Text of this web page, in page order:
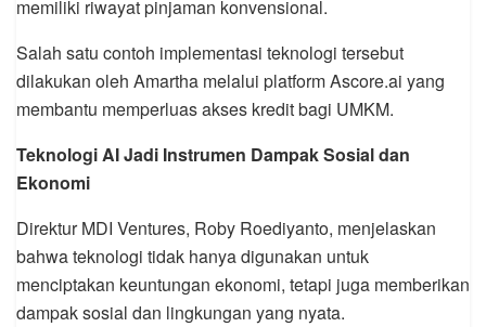
memiliki riwayat pinjaman konvensional.
Salah satu contoh implementasi teknologi tersebut
dilakukan oleh Amartha melalui platform Ascore.ai yang
membantu memperluas akses kredit bagi UMKM.
Teknologi AI Jadi Instrumen Dampak Sosial dan
Ekonomi
Direktur MDI Ventures, Roby Roediyanto, menjelaskan
bahwa teknologi tidak hanya digunakan untuk
menciptakan keuntungan ekonomi, tetapi juga memberikan
dampak sosial dan lingkungan yang nyata.